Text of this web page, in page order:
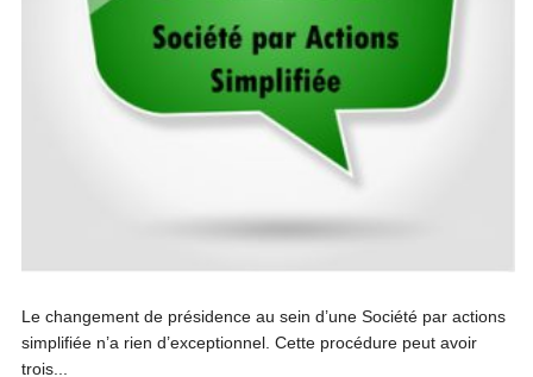
Le changement de présidence au sein d’une Société par actions
simplifiée n’a rien d’exceptionnel. Cette procédure peut avoir
trois...